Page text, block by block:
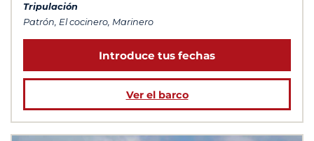
Tripulación
Patrón, El cocinero, Marinero
Introduce tus fechas
Ver el barco